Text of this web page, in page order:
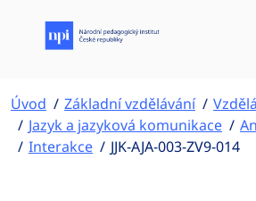
Úvod Základní vzdělávání
Jazyk a jazyková komunikace
Interakce
JJK-AJA-003-ZV9-014